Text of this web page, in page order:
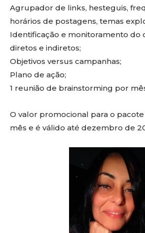
Agrupador de links, hesteguis,
horários de postagens, temas
Identificação e monitoramento do
diretos e indiretos;
Objetivos versus campanhas;
Plano de ação;
1 reunião de brainstorming por
O valor promocional para o
mês e é válido até dezembro de